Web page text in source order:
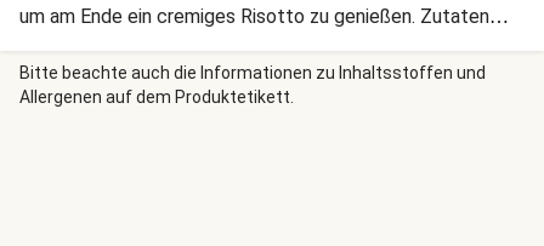
um am Ende ein cremiges Risotto zu genießen. Zutaten
bereit, gieß Dir ein Glas Wein oder Saft ein und genieß die
Ruhe beim Rühren, auch Zen-Kochen genannt. Guten
Appetit!
Bitte beachte auch die Informationen zu Inhaltsstoffen und
Allergenen auf dem Produktetikett.